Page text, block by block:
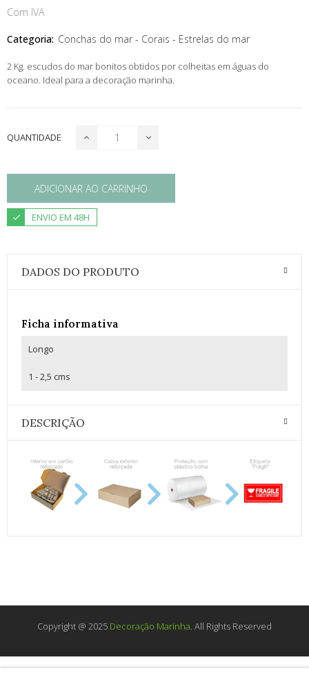
Com IVA
Categoria: Conchas do mar - Corais - Estrelas do mar
2 Kg. escudos do mar bonitos obtidos por colheitas em águas do
oceano. Ideal para a decoração marinha.
QUANTIDADE
ADICIONAR AO CARRINHO
ENVIO EM 48H
DADOS DO PRODUTO
Ficha informativa
Longo
1 - 2,5 cms
DESCRIÇÃO
Copyright @ 2025 Decoração Marinha. All Rights Reserved